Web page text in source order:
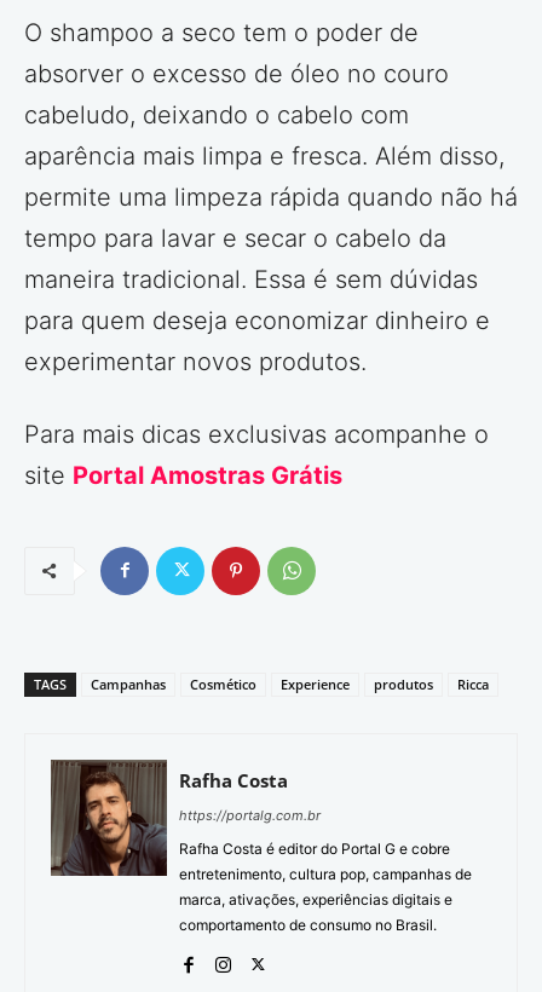
O shampoo a seco tem o poder de
absorver o excesso de óleo no couro
cabeludo, deixando o cabelo com
aparência mais limpa e fresca. Além disso,
permite uma limpeza rápida quando não há
tempo para lavar e secar o cabelo da
maneira tradicional. Essa é sem dúvidas
para quem deseja economizar dinheiro e
experimentar novos produtos.
Para mais dicas exclusivas acompanhe o
site Portal Amostras Grátis
TAGS Campanhas Cosmético Experience produtos Ricca
Rafha Costa
https://portalg.com.br
Rafha Costa é editor do Portal G e cobre
entretenimento, cultura pop, campanhas de
marca, ativações, experiências digitais e
comportamento de consumo no Brasil.